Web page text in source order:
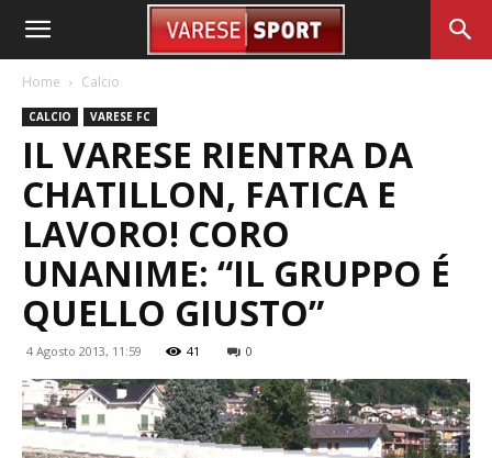
Home Calcio
CALCIO VARESE FC
IL VARESE RIENTRA DA
CHATILLON, FATICA E
LAVORO! CORO
UNANIME: “IL GRUPPO É
QUELLO GIUSTO”
4 Agosto 2013, 11:59 41 0